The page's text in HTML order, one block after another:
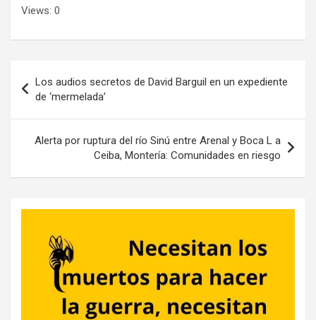
Views: 0
de
entradas
Los audios secretos de David Barguil en un expediente
de ‘mermelada’
Alerta por ruptura del río Sinú entre Arenal y Boca L a
Ceiba, Montería: Comunidades en riesgo